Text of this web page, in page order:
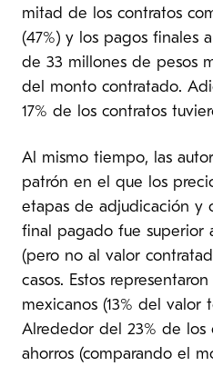
mitad de los contratos
(47%) y los pagos finales
de 33 millones de pesos
del monto contratado.
17% de los contratos
Al mismo tiempo, las
patrón en el que los
etapas de adjudicación y
final pagado fue superior
(pero no al valor
casos. Estos
mexicanos (13% del valor
Alrededor del 23% de los
ahorros (comparando el